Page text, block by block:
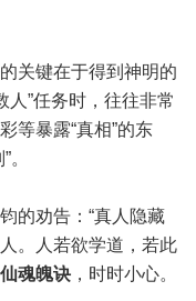
关键在于得到神明的
人”任务时，往往非常
等暴露“真相”的东
的劝告：“真人隐藏
。人若欲学道，若此
魂魄诀 ，时时小心。